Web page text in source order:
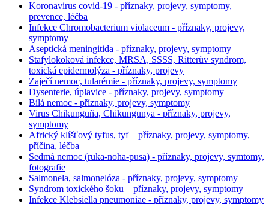
Koronavirus covid-19 - příznaky, projevy, symptomy,
prevence, léčba
Infekce Chromobacterium violaceum - příznaky, projevy,
symptomy
Aseptická meningitida - příznaky, projevy, symptomy
Stafylokoková infekce, MRSA, SSSS, Ritterův syndrom,
toxická epidermolýza - příznaky, projevy
Zaječí nemoc, tularémie - příznaky, projevy, symptomy
Dysenterie, úplavice - příznaky, projevy, symptomy
Bílá nemoc - příznaky, projevy, symptomy
Virus Chikunguña, Chikungunya - příznaky, projevy,
symptomy
Africký klíšťový tyfus, tyf – příznaky, projevy, symptomy,
příčina, léčba
Sedmá nemoc (ruka-noha-pusa) - příznaky, projevy, symtomy,
fotografie
Salmonela, salmonelóza - příznaky, projevy, symptomy
Syndrom toxického šoku – příznaky, projevy, symptomy
Infekce Klebsiella pneumoniae - příznaky, projevy, symptomy